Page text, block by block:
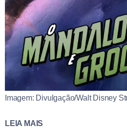
Imagem: Divulgação/Walt Disney
LEIA MAIS